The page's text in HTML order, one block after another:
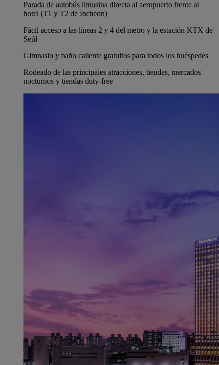
Parada de autobús limusina directa al aeropuerto frente al
hotel (T1 y T2 de Incheon)
Fácil acceso a las líneas 2 y 4 del metro y la estación KTX de
Seúl
Gimnasio y baño caliente gratuitos para todos los huéspedes
Rodeado de las principales atracciones, tiendas, mercados
nocturnos y tiendas duty-free